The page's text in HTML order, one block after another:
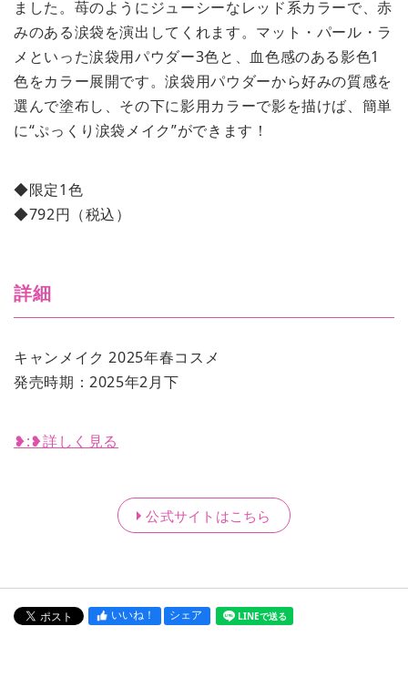
ました。苺のようにジューシーなレッド系カラーで、赤
みのある涙袋を演出してくれます。マット・パール・ラ
メといった涙袋用パウダー3色と、血色感のある影色1
色をカラー展開です。涙袋用パウダーから好みの質感を
選んで塗布し、その下に影用カラーで影を描けば、簡単
に“ぷっくり涙袋メイク”ができます！
◆限定1色
◆792円（税込）
詳細
キャンメイク 2025年春コスメ
発売時期：2025年2月下
❥︎:❥︎詳しく見る
公式サイトはこちら
いいね！ シェア LINEで送る